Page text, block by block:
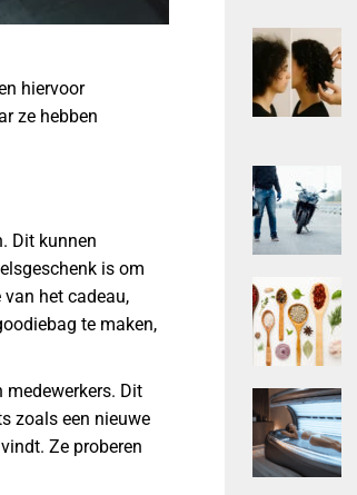
hiervoor
ze hebben
Dit kunnen
is om
het cadeau,
te maken,
Dit
zoals een nieuwe
Ze proberen